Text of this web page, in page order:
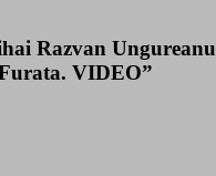
Razvan
VIDEO”